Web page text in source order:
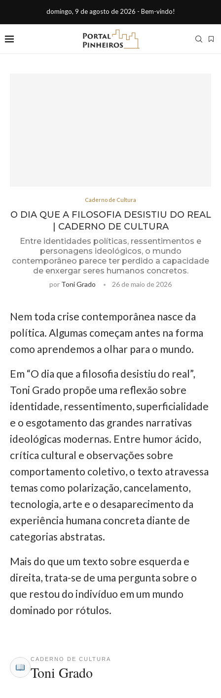
domingo, 9 de agosto de 2026 - Bem-vindo!
Caderno de Cultura
O DIA QUE A FILOSOFIA DESISTIU DO REAL
| CADERNO DE CULTURA
Entre identidades políticas, ressentimentos e
personagens ideológicos, o mundo
contemporâneo parece ter perdido a capacidade
de enxergar seres humanos concretos.
por Toni Grado 26 de maio de 2026
Nem toda crise contemporânea nasce da
política. Algumas começam antes na forma
como aprendemos a olhar para o mundo.
Em “O dia que a filosofia desistiu do real”,
Toni Grado propõe uma reflexão sobre
identidade, ressentimento, superficialidade
e o esgotamento das grandes narrativas
ideológicas modernas. Entre humor ácido,
crítica cultural e observações sobre
comportamento coletivo, o texto atravessa
temas como polarização, cancelamento,
tecnologia, arte e o desaparecimento da
experiência humana concreta diante de
categorias abstratas.
Mais do que um texto sobre esquerda e
direita, trata-se de uma pergunta sobre o
que restou do indivíduo em um mundo
dominado por rótulos.
CADERNO DE CULTURA
Toni Grado